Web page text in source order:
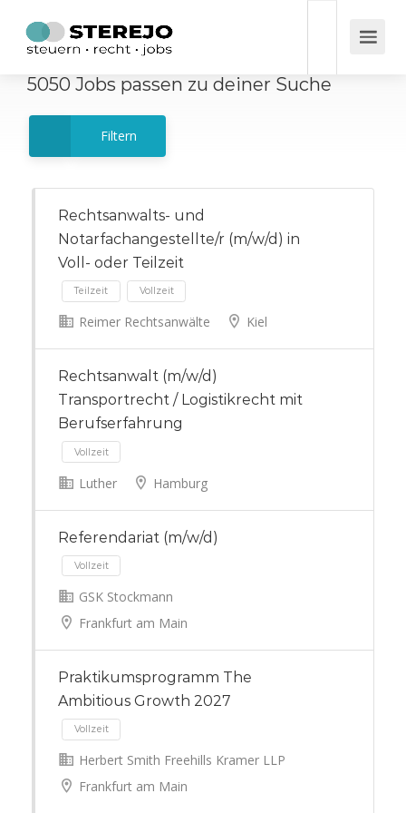
5050 Jobs passen zu deiner Suche
Filtern
Rechtsanwalts- und
Notarfachangestellte/r (m/w/d) in
Voll- oder Teilzeit
Reimer Rechtsanwälte Kiel
Rechtsanwalt (m/w/d)
Transportrecht / Logistikrecht mit
Berufserfahrung
Vollzeit
Luther Hamburg
Referendariat (m/w/d)
GSK Stockmann
Frankfurt am Main
Praktikumsprogramm The
Ambitious Growth 2027
Herbert Smith Freehills Kramer LLP
Frankfurt am Main